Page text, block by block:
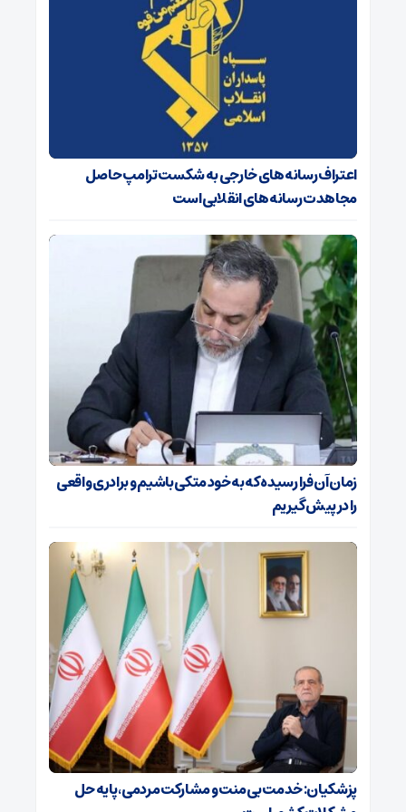
اعتراف رسانه‌های خارجی به شکست ترامپ حاصل
مجاهدت رسانه‌های انقلابی است
زمان آن فرا رسیده که به خود متکی باشیم و برادری واقعی
را در پیش گیریم
پزشکیان: خدمت بی‌منت و مشارکت مردمی، پایه حل